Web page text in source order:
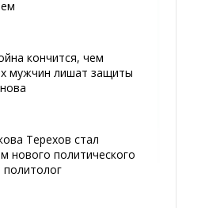
кончится, чем
мужчин лишат защиты
Терехов стал
нового политического
политолог